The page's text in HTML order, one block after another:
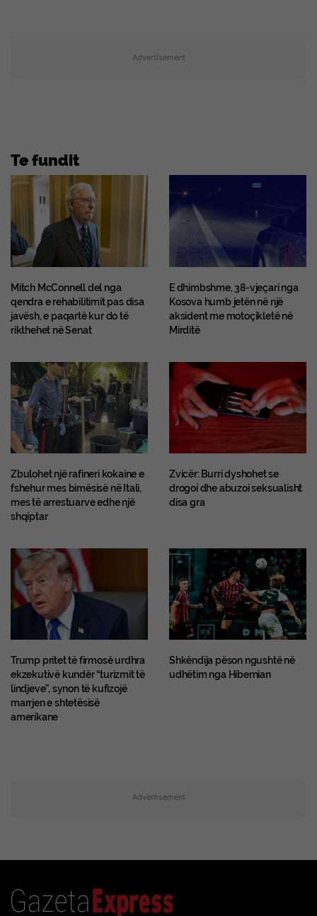
Advertisement
Te fundit
Mitch McConnell del nga
qendra e rehabilitimit pas disa
javësh, e paqartë kur do të
rikthehet në Senat
E dhimbshme, 38-vjeçari nga
Kosova humb jetën në një
aksident me motoçikletë në
Mirditë
Zbulohet një rafineri kokaine e
fshehur mes bimësisë në Itali,
mes të arrestuarve edhe një
shqiptar
Zvicër: Burri dyshohet se
drogoi dhe abuzoi seksualisht
disa gra
Trump pritet të firmosë urdhra
ekzekutivë kundër “turizmit të
lindjeve”, synon të kufizojë
marrjen e shtetësisë
amerikane
Shkëndija pëson ngushtë në
udhëtim nga Hibernian
Advertisement